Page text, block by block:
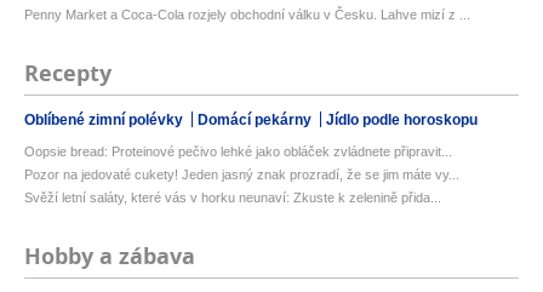
Penny Market a Coca-Cola rozjely obchodní válku v Česku. Lahve mizí z ...
Recepty
Oblíbené zimní polévky Domácí pekárny Jídlo podle horoskopu
Oopsie bread: Proteinové pečivo lehké jako obláček zvládnete připravit...
Pozor na jedovaté cukety! Jeden jasný znak prozradí, že se jim máte vy...
Svěží letní saláty, které vás v horku neunaví: Zkuste k zelenině přida...
Hobby a zábava